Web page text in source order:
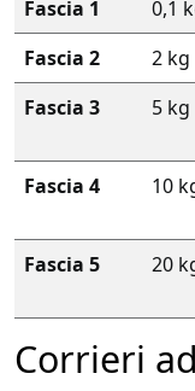
Fascia 1
0,1
Fascia 2
2 kg
Fascia 3
5 kg
Fascia 4 10
Fascia 5 20
Corrieri